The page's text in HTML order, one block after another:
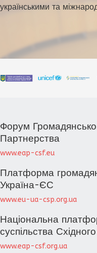
українськими та
Форум
Партнерства
www.eap-csf.eu
Платформа
Україна-ЄС
www.eu-ua-csp.org.ua
Національна
суспільства
www.eap-csf.org.ua